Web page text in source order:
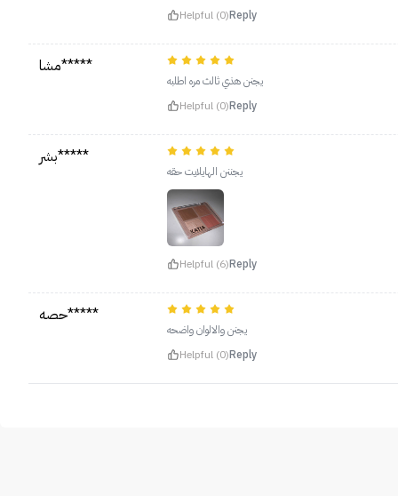
Helpful (0)Reply
مشا*****
يجنن هذي ثالث مره اطلبه
Helpful (0)Reply
بشر*****
يجننن الهايلايت حقه
Helpful (6)Reply
حصه*****
يجنن والالوان واضحه
Helpful (0)Reply